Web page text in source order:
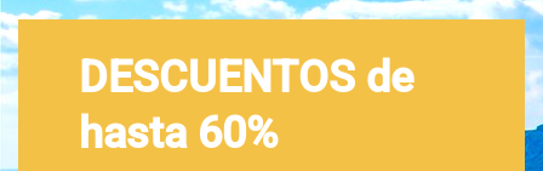
DESCUENTOS de
hasta 60%